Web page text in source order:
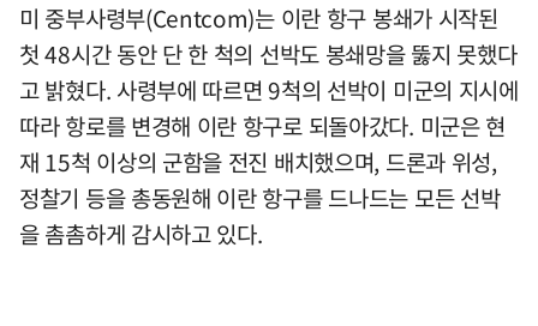
미 중부사령부(Centcom)는 이란 항구 봉쇄가 시작된
첫 48시간 동안 단 한 척의 선박도 봉쇄망을 뚫지 못했다
고 밝혔다. 사령부에 따르면 9척의 선박이 미군의 지시에
따라 항로를 변경해 이란 항구로 되돌아갔다. 미군은 현
재 15척 이상의 군함을 전진 배치했으며, 드론과 위성,
정찰기 등을 총동원해 이란 항구를 드나드는 모든 선박
을 촘촘하게 감시하고 있다.